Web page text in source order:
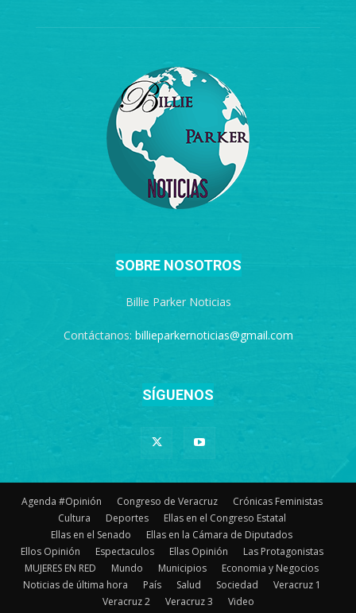
SOBRE NOSOTROS
Billie Parker Noticias
Contáctanos: billieparkernoticias@gmail.com
SÍGUENOS
Agenda #Opinión Congreso de Veracruz
Crónicas Feministas
Cultura
Deportes
Ellas en el Congreso Estatal
Ellas en el Senado
Ellas en la Cámara de Diputados
Ellos Opinión
Espectaculos Ellas Opinión
Las Protagonistas
MUJERES EN RED
Mundo Municipios
Economia y Negocios
Noticias de última hora
País Salud Sociedad
Veracruz 1
Veracruz 2
Veracruz 3 Video